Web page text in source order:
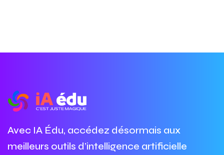
Avec IA Édu, accédez désormais aux
meilleurs outils d’intelligence artificielle